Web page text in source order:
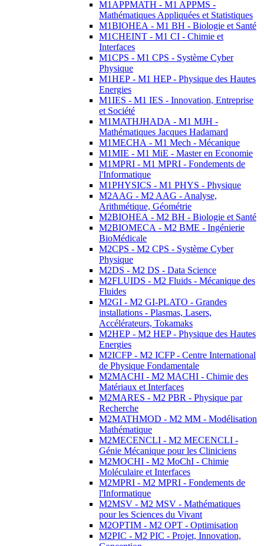
M1APPMATH - M1 APPMS -
Mathématiques Appliquées et Statistiques
M1BIOHEA - M1 BH - Biologie et Santé
M1CHEINT - M1 CI - Chimie et
Interfaces
M1CPS - M1 CPS - Système Cyber
Physique
M1HEP - M1 HEP - Physique des Hautes
Energies
M1IES - M1 IES - Innovation, Entreprise
et Société
M1MATHJHADA - M1 MJH -
Mathématiques Jacques Hadamard
M1MECHA - M1 Mech - Mécanique
M1MIE - M1 MiE - Master en Economie
M1MPRI - M1 MPRI - Fondements de
l'Informatique
M1PHYSICS - M1 PHYS - Physique
M2AAG - M2 AAG - Analyse,
Arithmétique, Géométrie
M2BIOHEA - M2 BH - Biologie et Santé
M2BIOMECA - M2 BME - Ingénierie
BioMédicale
M2CPS - M2 CPS - Système Cyber
Physique
M2DS - M2 DS - Data Science
M2FLUIDS - M2 Fluids - Mécanique des
Fluides
M2GI - M2 GI-PLATO - Grandes
installations - Plasmas, Lasers,
Accélérateurs, Tokamaks
M2HEP - M2 HEP - Physique des Hautes
Energies
M2ICFP - M2 ICFP - Centre International
de Physique Fondamentale
M2MACHI - M2 MACHI - Chimie des
Matériaux et Interfaces
M2MARES - M2 PBR - Physique par
Recherche
M2MATHMOD - M2 MM - Modélisation
Mathématique
M2MECENCLI - M2 MECENCLI -
Génie Mécanique pour les Cliniciens
M2MOCHI - M2 MoChI - Chimie
Moléculaire et Interfaces
M2MPRI - M2 MPRI - Fondements de
l'Informatique
M2MSV - M2 MSV - Mathématiques
pour les Sciences du Vivant
M2OPTIM - M2 OPT - Optimisation
M2PIC - M2 PIC - Projet, Innovation,